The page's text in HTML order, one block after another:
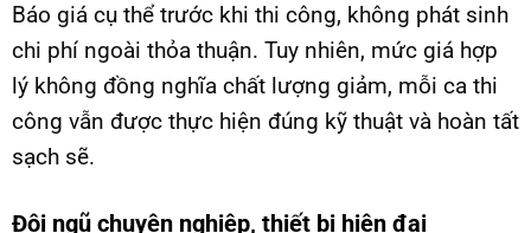
Báo giá cụ thể trước khi thi công, không phát sinh
chi phí ngoài thỏa thuận. Tuy nhiên, mức giá hợp
lý không đồng nghĩa chất lượng giảm, mỗi ca thi
công vẫn được thực hiện đúng kỹ thuật và hoàn tất
sạch sẽ.
Đội ngũ chuyên nghiệp, thiết bị hiện đại